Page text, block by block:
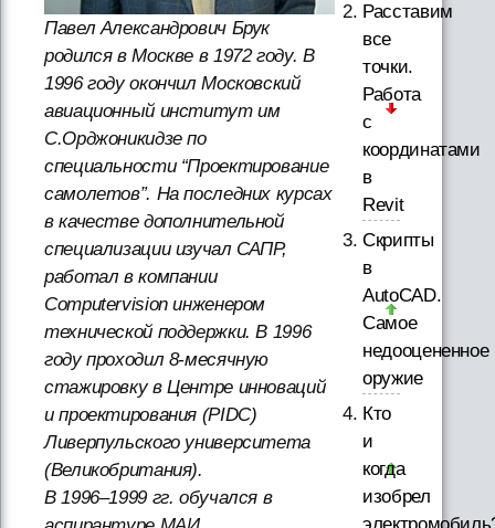
Павел Александрович Брук
родился в Москве в 1972 году. В
1996 году окончил Московский
авиационный институт им
С.Орджоникидзе по
специальности “Проектирование
самолетов”. На последних курсах
в качестве дополнительной
специализации изучал САПР,
работал в компании
Computervision инженером
технической поддержки. В 1996
году проходил 8-месячную
стажировку в Центре инноваций
и проектирования (PIDC)
Ливерпульского университета
(Великобритания).
В 1996–1999 гг. обучался в
Расставим
все
точки.
Работа
с
координатами
в
Revit
Скрипты
в
AutoCAD.
Самое
недооцененное
оружие
Кто
и
когда
изобрел